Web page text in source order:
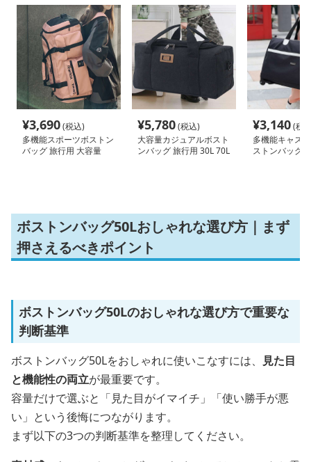
¥3,690(税込)
多機能スポーツボストン
バッグ 旅行用 大容量
¥5,780(税込)
大容量カジュアルボスト
ンバッグ 旅行用 30L 70L
¥3,140(税
多機能キャス
ストンバッグ
ボストンバッグ50Lおしゃれな選び方｜まず
押さえるべきポイント
ボストンバッグ50Lのおしゃれな選び方で重要な
判断基準
ボストンバッグ50Lをおしゃれに使いこなすには、
見た目
と機能性の両立が最重要です。
容量だけで選ぶと「見た目がイマイチ」「使い勝手が悪
い」という後悔につながります。
まず以下の3つの判断基準を整理してください。